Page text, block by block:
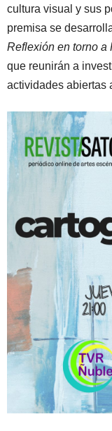
cultura visual y sus
premisa se
Reflexión en torno a
que reunirán a
actividades abiertas